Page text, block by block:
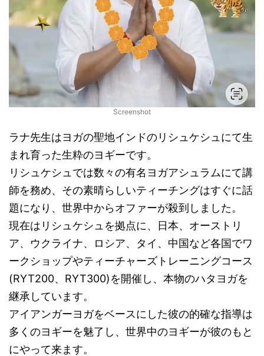
Screenshot
ラナ先生はヨガの聖地インドのリシュケシュにて生
まれ育った生粋のヨギーです。
リシュケシュでは数々の有名ヨガアシュラムにて講
師を務め、その素晴らしいティーチングはすぐに話
題になり、世界中からオファーが殺到しました。
現在はリシュケシュを拠点に、日本、オーストリ
ア、ウクライナ、ロシア、タイ、中国など各国でワ
ークショップやティーチャーズトレーニングコース
(RYT200、RYT300)を開催し、本物のハタヨガを
継承しています。
アイアンガーヨガをベースにした彼の的確な指導は
多くのヨギーを魅了し、世界中のヨギーが彼のもと
にやって来ます。